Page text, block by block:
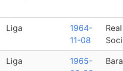
Liga
1964-
11-08
Real
Liga
1965-